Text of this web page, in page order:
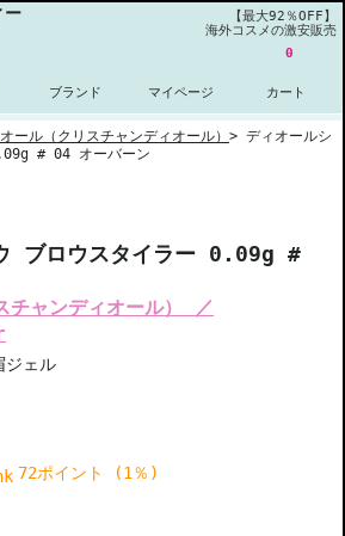
【最大92％OFF】
海外コスメの激安販売
ブランド マイページ
0
カート
ール（クリスチャンディオール） > ディオールシ
# 04 オーバーン
ブロウスタイラー 0.09g #
チャンディオール） ／
ジェル
72ポイント (1％)